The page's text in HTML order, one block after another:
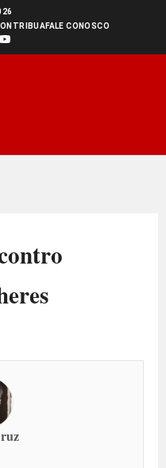
FALE CONOSCO